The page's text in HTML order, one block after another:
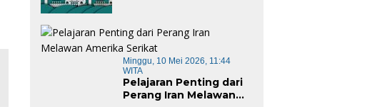
Minggu, 10 Mei 2026, 11:44
WITA
Pelajaran Penting dari
Perang Iran Melawan